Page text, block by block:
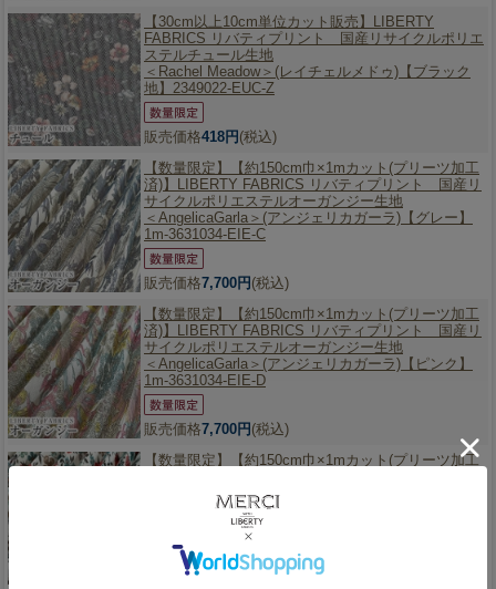
【30cm以上10cm単位カット販売】
LIBERTY
FABRICS リバティプリント 国産リサイクルポリエ
ステルチュール生地
＜Rachel Meadow＞(レイチェルメドゥ)【ブラック
地】2349022-EUC-Z
販売価格418円 (税込)
【数量限定】
【約150cm巾×1mカット(プリーツ加工
済)】LIBERTY FABRICS リバティプリント 国産リ
サイクルポリエステルオーガンジー生地
＜AngelicaGarla＞(アンジェリカガーラ)【グレー】
1m-3631034-EIE-C
販売価格7,700円 (税込)
【数量限定】
【約150cm巾×1mカット(プリーツ加工
済)】LIBERTY FABRICS リバティプリント 国産リ
サイクルポリエステルオーガンジー生地
＜AngelicaGarla＞(アンジェリカガーラ)【ピンク】
1m-3631034-EIE-D
販売価格7,700円 (税込)
【数量限定】
【約150cm巾×1mカット(プリーツ加工
サイクルポリエステルオーガンジー生地
＜Edenham＞(エデナム)【レッド×ベージュ】1m-
3637071-EIE-K
販売価格 7,700円 (税込)